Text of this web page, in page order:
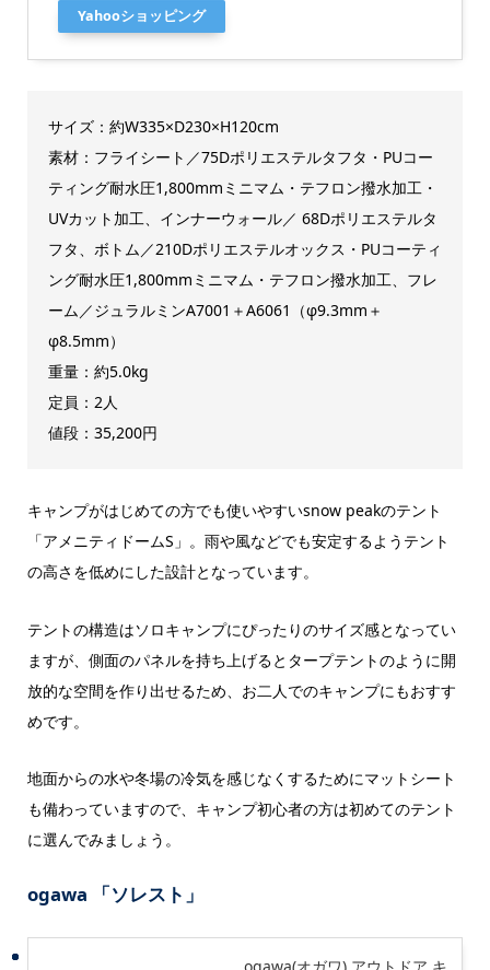
Yahooショッピング
サイズ：約W335×D230×H120cm
素材：フライシート／75Dポリエステルタフタ・PUコー
ティング耐水圧1,800mmミニマム・テフロン撥水加工・
UVカット加工、インナーウォール／ 68Dポリエステルタ
フタ、ボトム／210Dポリエステルオックス・PUコーティ
ング耐水圧1,800mmミニマム・テフロン撥水加工、フレ
ーム／ジュラルミンA7001＋A6061（φ9.3mm＋
φ8.5mm）
重量：約5.0kg
定員：2人
値段：35,200円
キャンプがはじめての方でも使いやすいsnow peakのテント
「アメニティドームS」。雨や風などでも安定するようテント
の高さを低めにした設計となっています。
テントの構造はソロキャンプにぴったりのサイズ感となってい
ますが、側面のパネルを持ち上げるとタープテントのように開
放的な空間を作り出せるため、お二人でのキャンプにもおすす
めです。
地面からの水や冬場の冷気を感じなくするためにマットシート
も備わっていますので、キャンプ初心者の方は初めてのテント
に選んでみましょう。
ogawa 「ソレスト」